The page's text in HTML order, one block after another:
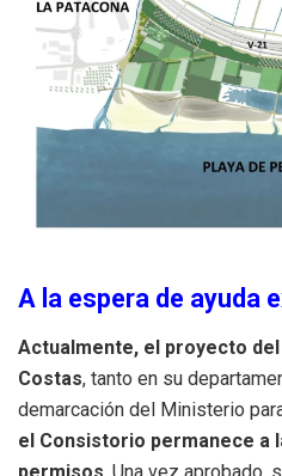
A la espera de ayuda
Actualmente, el proyecto
Costas, tanto en su
demarcación del Ministerio
el Consistorio permanece a